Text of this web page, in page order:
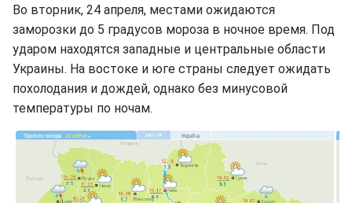
Во вторник, 24 апреля, местами ожидаются
заморозки до 5 градусов мороза в ночное время. Под
ударом находятся западные и центральные области
Украины. На востоке и юге страны следует ожидать
похолодания и дождей, однако без минусовой
температуры по ночам.